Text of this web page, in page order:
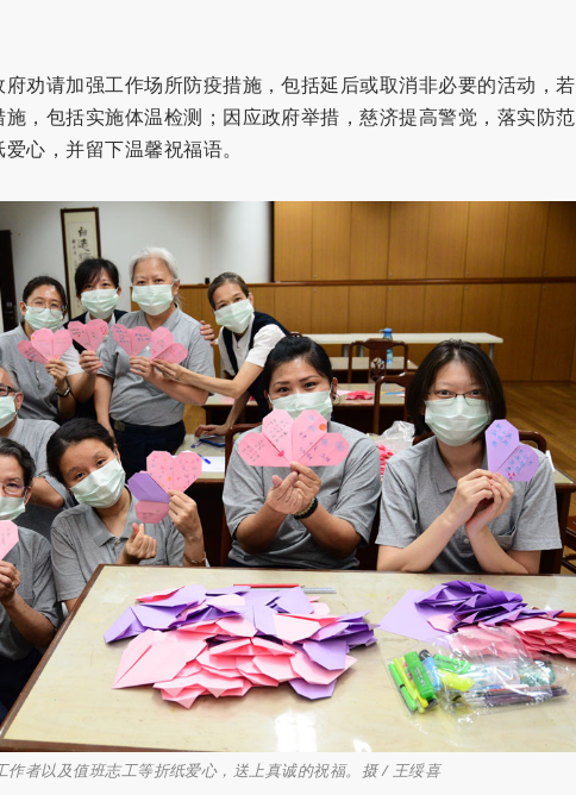
劝请加强工作场所防疫措施，包括延后或取消非必要的活动，若
，包括实施体温检测；因应政府举措，慈济提高警觉，落实防范
心，并留下温馨祝福语。
作者以及值班志工等折纸爱心，送上真诚的祝福。摄 / 王绥喜